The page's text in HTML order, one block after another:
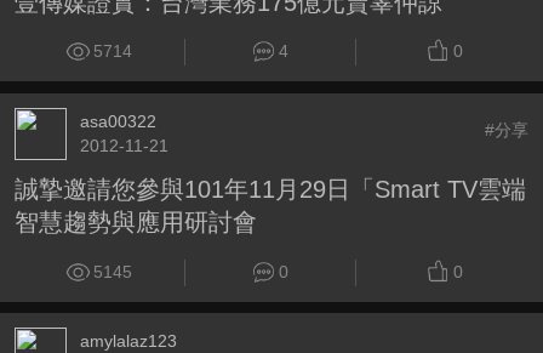
5714 4 0
asa00322
2012-11-21
#分享
誠摯邀請您參與101年11月29日「Smart TV雲端
智慧趨勢與應用研討會
5145 0 0
amylalaz123